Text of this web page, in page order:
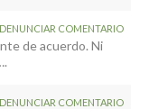
DENUNCIAR COMENTARIO
de acuerdo. Ni
DENUNCIAR COMENTARIO